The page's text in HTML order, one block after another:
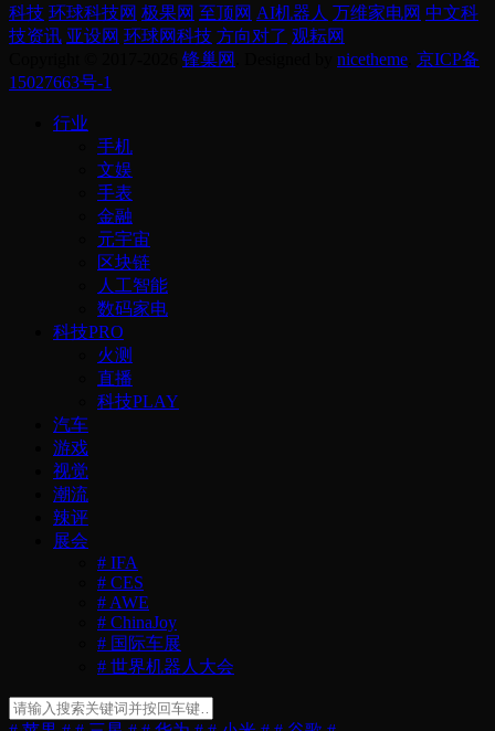
科技 环球科技网 极果网 至顶网 AI机器人 万维家电网 中文科
技资讯 亚设网 环球网科技 方向对了 观耘网
锋巢网 nicetheme 京ICP备
15027663号-1
行业
手机
文娱
手表
金融
元宇宙
区块链
人工智能
数码家电
科技PRO
火测
直播
科技PLAY
汽车
游戏
视觉
潮流
辣评
展会
# IFA
# CES
# AWE
# ChinaJoy
# 国际车展
# 世界机器人大会